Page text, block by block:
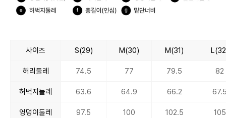
사이즈 S(29) M(30) M(31)
허리둘레 74.5 77 79.5 82
허벅지둘레 63.6 64.9 66.2
엉덩이둘레 97.5 100 102.5 105